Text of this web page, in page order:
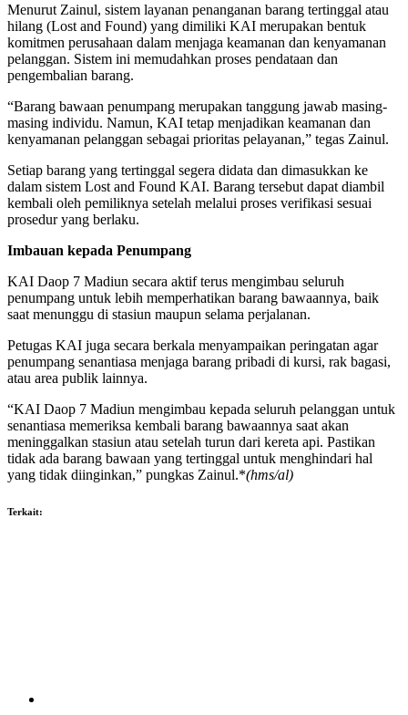
Menurut Zainul, sistem layanan penanganan barang tertinggal atau
hilang (Lost and Found) yang dimiliki KAI merupakan bentuk
komitmen perusahaan dalam menjaga keamanan dan kenyamanan
pelanggan. Sistem ini memudahkan proses pendataan dan
pengembalian barang.
“Barang bawaan penumpang merupakan tanggung jawab masing-
masing individu. Namun, KAI tetap menjadikan keamanan dan
kenyamanan pelanggan sebagai prioritas pelayanan,” tegas Zainul.
Setiap barang yang tertinggal segera didata dan dimasukkan ke
dalam sistem Lost and Found KAI. Barang tersebut dapat diambil
kembali oleh pemiliknya setelah melalui proses verifikasi sesuai
prosedur yang berlaku.
Imbauan kepada Penumpang
KAI Daop 7 Madiun secara aktif terus mengimbau seluruh
penumpang untuk lebih memperhatikan barang bawaannya, baik
saat menunggu di stasiun maupun selama perjalanan.
Petugas KAI juga secara berkala menyampaikan peringatan agar
penumpang senantiasa menjaga barang pribadi di kursi, rak bagasi,
atau area publik lainnya.
“KAI Daop 7 Madiun mengimbau kepada seluruh pelanggan untuk
senantiasa memeriksa kembali barang bawaannya saat akan
meninggalkan stasiun atau setelah turun dari kereta api. Pastikan
tidak ada barang bawaan yang tertinggal untuk menghindari hal
yang tidak diinginkan,” pungkas Zainul.*(hms/al)
Terkait: